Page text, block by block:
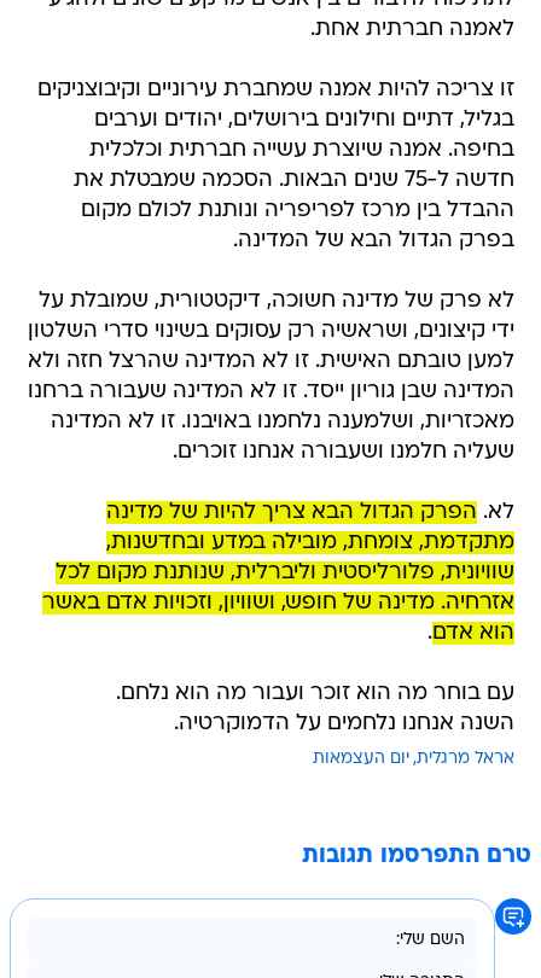
לאמנה חברתית אחת.
זו צריכה להיות אמנה שמחברת עירוניים וקיבוצניקים
בגליל, דתיים וחילונים בירושלים, יהודים וערבים
בחיפה. אמנה שיוצרת עשייה חברתית וכלכלית
חדשה ל-75 שנים הבאות. הסכמה שמבטלת את
ההבדל בין מרכז לפריפריה ונותנת לכולם מקום
בפרק הגדול הבא של המדינה.
לא פרק של מדינה חשוכה, דיקטטורית, שמובלת על
ידי קיצונים, ושראשיה רק עסוקים בשינוי סדרי השלטון
למען טובתם האישית. זו לא המדינה שהרצל חזה ולא
המדינה שבן גוריון ייסד. זו לא המדינה שעבורה ברחנו
מאכזריות, ושלמענה נלחמנו באויבנו. זו לא המדינה
שעליה חלמנו ושעבורה אנחנו זוכרים.
לא. הפרק הגדול הבא צריך להיות של מדינה
מתקדמת, צומחת, מובילה במדע ובחדשנות,
שוויונית, פלורליסטית וליברלית, שנותנת מקום לכל
אזרחיה. מדינה של חופש, ושוויון, וזכויות אדם באשר
הוא אדם.
עם בוחר מה הוא זוכר ועבור מה הוא נלחם.
השנה אנחנו נלחמים על הדמוקרטיה.
אראל מרגלית יום העצמאות
טרם התפרסמו תגובות